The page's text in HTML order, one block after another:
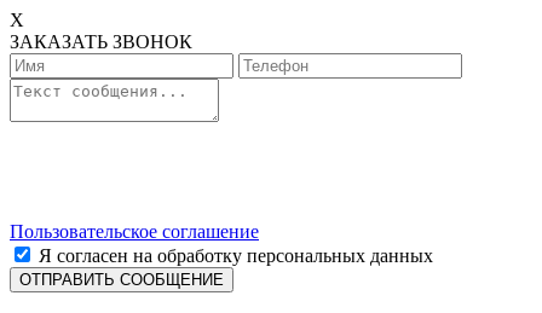
X
ЗАКАЗАТЬ ЗВОНОК
Пользовательское соглашение
Я согласен на обработку персональных данных